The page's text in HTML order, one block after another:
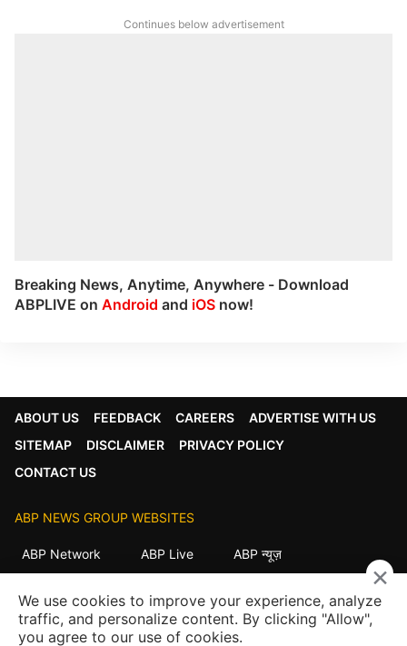
Continues below advertisement
Breaking News, Anytime, Anywhere - Download
ABPLIVE on Android and iOS now!
ABOUT US FEEDBACK CAREERS
ADVERTISE WITH US
SITEMAP
DISCLAIMER
PRIVACY POLICY
CONTACT US
ABP NEWS GROUP WEBSITES
ABP Network ABP Live
ABP न्यूज़
ABP Ganga
ABP ਸਾਂਝਾ ABP நாடு ABP దేశం
×
We use cookies to improve your experience, analyze
traffic, and personalize content. By clicking "Allow",
you agree to our use of cookies.